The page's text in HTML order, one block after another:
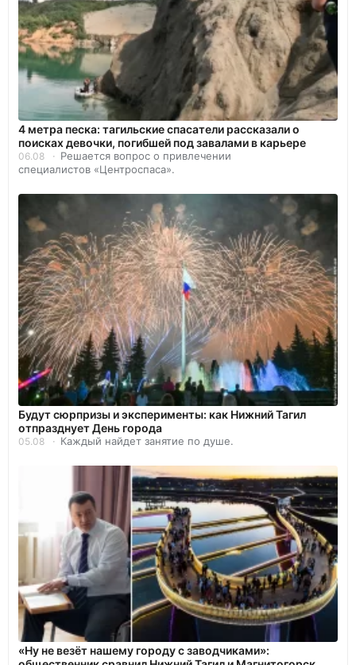
4 метра песка: тагильские спасатели рассказали о
поисках девочки, погибшей под завалами в карьере
06.08
Решается вопрос о привлечении
специалистов «Центроспаса».
Будут сюрпризы и эксперименты: как Нижний Тагил
отпразднует День города
05.08 Каждый найдет занятие по душе.
«Ну не везёт нашему городу с заводчиками»: